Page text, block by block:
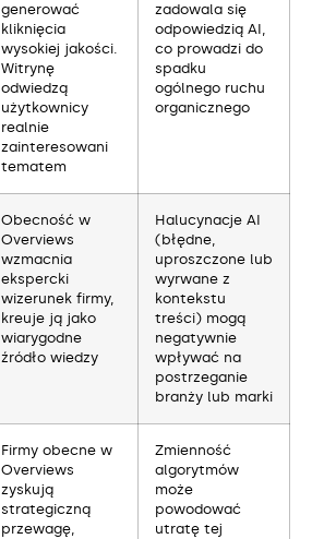
generować
kliknięcia
wysokiej jakości.
Witrynę
odwiedzą
użytkownicy
realnie
zainteresowani
tematem
zadowala się
odpowiedzią AI,
co prowadzi do
spadku
ogólnego ruchu
organicznego
Obecność w
Overviews
wzmacnia
ekspercki
wizerunek firmy,
kreuje ją jako
wiarygodne
źródło wiedzy
Halucynacje AI
(błędne,
uproszczone lub
wyrwane z
kontekstu
treści) mogą
negatywnie
wpływać na
postrzeganie
branży lub marki
Firmy obecne w
Overviews
zyskują
strategiczną
przewagę,
Zmienność
algorytmów
może
powodować
utratę tej